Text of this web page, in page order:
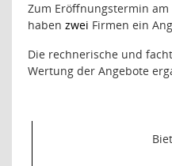
Zum Eröffnungstermin am
haben zwei Firmen ein
Die rechnerische und
Wertung der Angebote